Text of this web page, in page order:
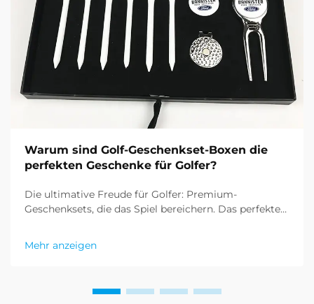
Warum sind Golf-Geschenkset-Boxen die
perfekten Geschenke für Golfer?
Die ultimative Freude für Golfer: Premium-
Geschenksets, die das Spiel bereichern. Das perfekte
herausfordernd sein, doch Golf-Geschenksets haben
sich als hervorragende Lösung etabliert, die
Mehr anzeigen